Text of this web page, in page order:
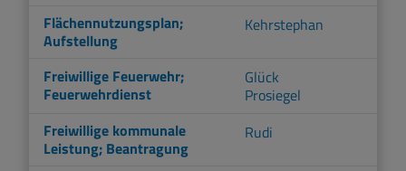
Flächennutzungsplan;
Aufstellung
Kehrstephan
Freiwillige Feuerwehr;
Feuerwehrdienst
Glück
Prosiegel
Freiwillige kommunale
Leistung; Beantragung
Rudi